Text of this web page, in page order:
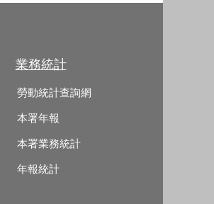
業務統計
勞動統計查詢網
本署年報
本署業務統計
年報統計